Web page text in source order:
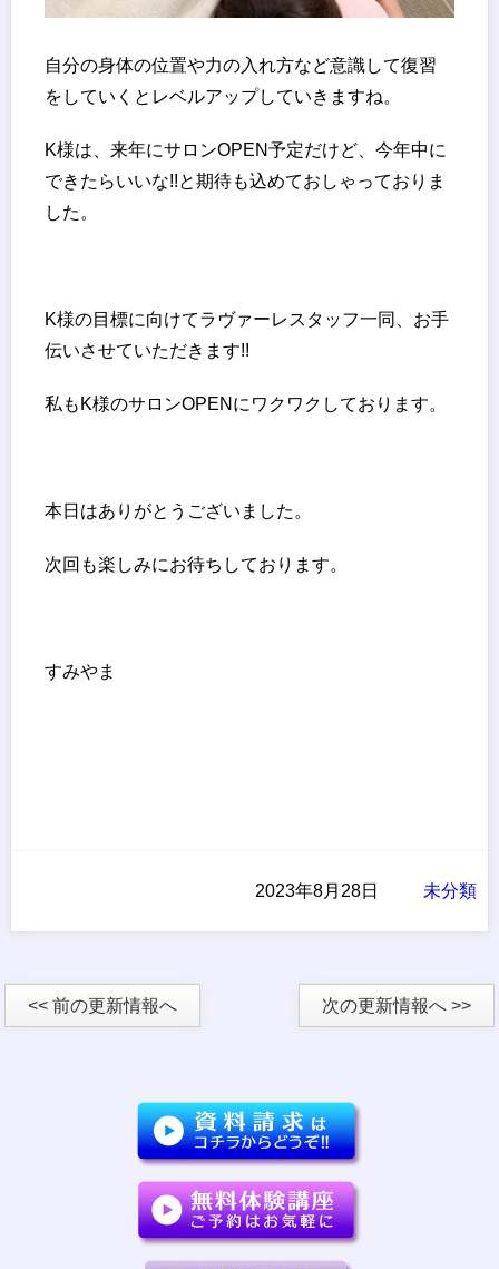
自分の身体の位置や力の入れ方など意識して復習
をしていくとレベルアップしていきますね。
K様は、来年にサロンOPEN予定だけど、今年中に
できたらいいな!!と期待も込めておしゃっておりま
した。
K様の目標に向けてラヴァーレスタッフ一同、お手
伝いさせていただきます!!
私もK様のサロンOPENにワクワクしております。
本日はありがとうございました。
次回も楽しみにお待ちしております。
すみやま
未分類
2023年8月28日
<< 前の更新情報へ 次の更新情報へ >>